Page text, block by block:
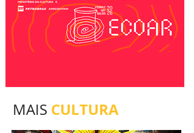
MAIS CULTURA